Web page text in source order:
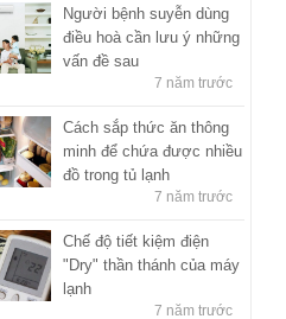
Người bệnh suyễn dùng
điều hoà cần lưu ý những
vấn đề sau
7 năm trước
Cách sắp thức ăn thông
minh để chứa được nhiều
đồ trong tủ lạnh
7 năm trước
Chế độ tiết kiệm điện
"Dry" thần thánh của máy
lạnh
7 năm trước